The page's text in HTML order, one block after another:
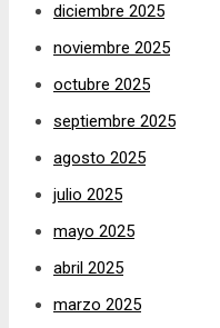
diciembre 2025
noviembre 2025
octubre 2025
septiembre 2025
agosto 2025
julio 2025
mayo 2025
abril 2025
marzo 2025